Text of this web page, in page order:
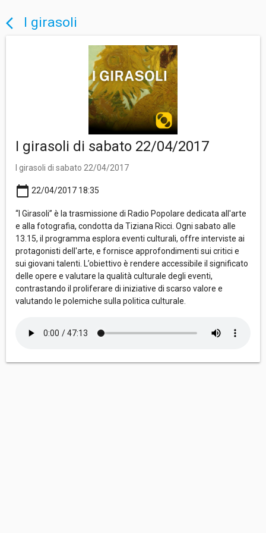
arrow_back_ios I girasoli
I girasoli di sabato 22/04/2017
I girasoli di sabato 22/04/2017
calendar_today 22/04/2017 18:35
“I Girasoli” è la trasmissione di Radio Popolare dedicata all'arte
e alla fotografia, condotta da Tiziana Ricci. Ogni sabato alle
13.15, il programma esplora eventi culturali, offre interviste ai
protagonisti dell'arte, e fornisce approfondimenti sui critici e
sui giovani talenti. L’obiettivo è rendere accessibile il significato
delle opere e valutare la qualità culturale degli eventi,
contrastando il proliferare di iniziative di scarso valore e
valutando le polemiche sulla politica culturale.